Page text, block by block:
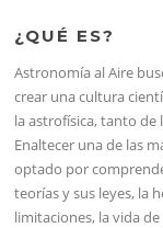
¿QUÉ ES?
Astronomía al Aire
crear una cultura
la astrofísica, tanto
Enaltecer una de las
optado por
teorías y sus leyes, la
limitaciones, la vida